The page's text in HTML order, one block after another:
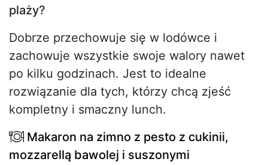
plaży?
Dobrze przechowuje się w lodówce i
zachowuje wszystkie swoje walory nawet
po kilku godzinach. Jest to idealne
rozwiązanie dla tych, którzy chcą zjeść
kompletny i smaczny lunch.
Makaron na zimno z pesto z cukinii,
mozzarellą bawolej i suszonymi